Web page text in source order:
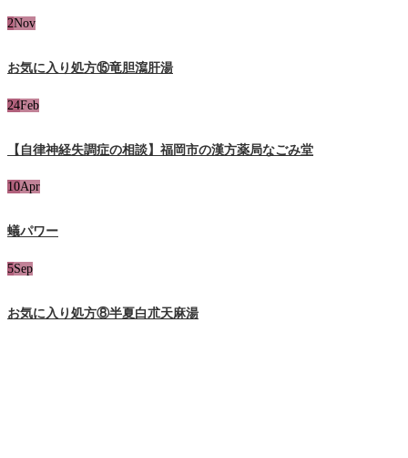
2Nov
お気に入り処方⑮竜胆瀉肝湯
24Feb
【自律神経失調症の相談】福岡市の漢方薬局なごみ堂
10Apr
蟻パワー
5Sep
お気に入り処方⑧半夏白朮天麻湯